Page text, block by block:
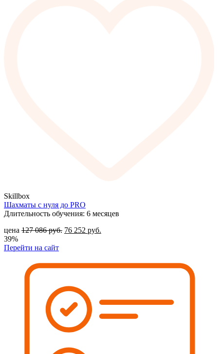
Skillbox
Шахматы с нуля до PRO
Длительность обучения: 6 месяцев
цена 127 086руб. 76 252 руб.
39%
Перейти на сайт